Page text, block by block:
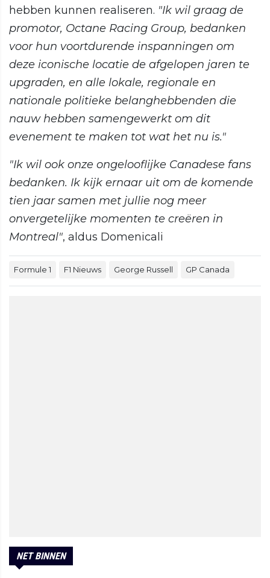
hebben kunnen realiseren. "Ik wil graag de
promotor, Octane Racing Group, bedanken
voor hun voortdurende inspanningen om
deze iconische locatie de afgelopen jaren te
upgraden, en alle lokale, regionale en
nationale politieke belanghebbenden die
nauw hebben samengewerkt om dit
evenement te maken tot wat het nu is."
"Ik wil ook onze ongelooflijke Canadese fans
bedanken. Ik kijk ernaar uit om de komende
tien jaar samen met jullie nog meer
onvergetelijke momenten te creëren in
Montreal", aldus Domenicali
Formule 1 F1 Nieuws George Russell GP Canada
NET BINNEN